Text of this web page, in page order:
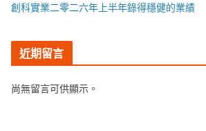
創科實業二零二六年上半年錄得穩健的業績
近期留言
尚無留言可供顯示。